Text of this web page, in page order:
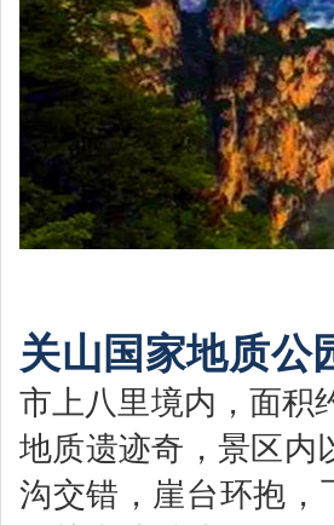
目的
关山国家地质公
市上八里境内，面积
地质遗迹奇，景区内
沟交错，崖台环抱，